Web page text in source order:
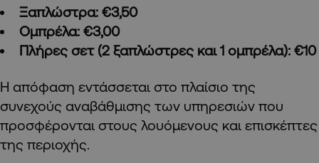
Ξαπλώστρα: €3,50
Ομπρέλα: €3,00
Πλήρες σετ (2 ξαπλώστρες και 1 ομπρέλα): €10
Η απόφαση εντάσσεται στο πλαίσιο της
συνεχούς αναβάθμισης των υπηρεσιών που
προσφέρονται στους λουόμενους και επισκέπτες
της περιοχής.